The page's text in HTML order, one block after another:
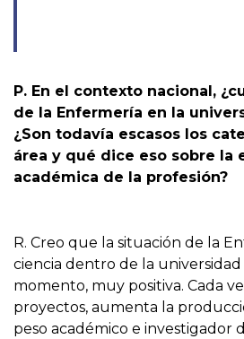
P. En el contexto nacional,
de la Enfermería en la
¿Son todavía escasos los
área y qué dice eso sobre la
académica de la profesión?
R. Creo que la situación de la
ciencia dentro de la universidad
momento, muy positiva. Cada
proyectos, aumenta la
peso académico e investigador